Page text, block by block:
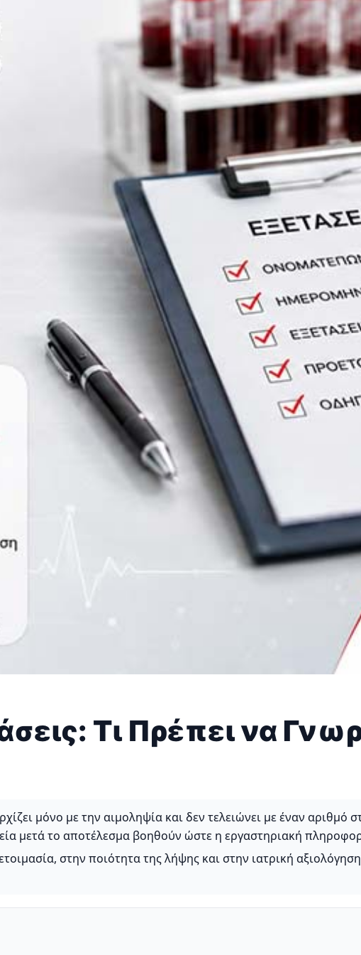
Τι Πρέπει να
μόνο με την αιμοληψία και δεν τελειώνει με έναν αριθμό
μετά το αποτέλεσμα βοηθούν ώστε η εργαστηριακή
στην ποιότητα της λήψης και στην ιατρική